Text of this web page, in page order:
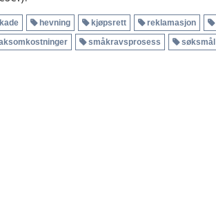
hevning kjøpsrett reklamasjon
småkravsprosess søksmål